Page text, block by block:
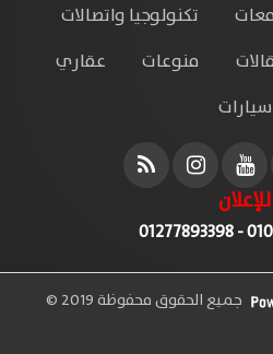
تكنولوجيا واتصالات
منوعات
عقاري
سيارات
للإعلان
جميع الحقوق محفوظة 2019 ©